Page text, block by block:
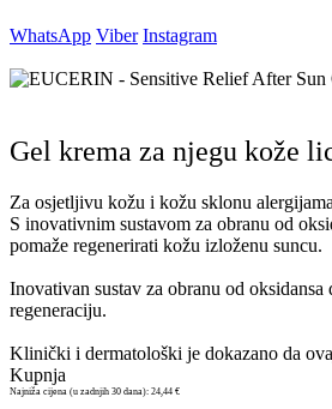
WhatsApp Viber Instagram
Gel krema za njegu kože
Za osjetljivu kožu i kožu sklonu
S inovativnim sustavom za obranu od
pomaže regenerirati kožu izloženu suncu.
Inovativan sustav za obranu od
regeneraciju.
Klinički i dermatološki je dokazano da
Kupnja
Najniža cijena (u zadnjih 30 dana): 24,44 €